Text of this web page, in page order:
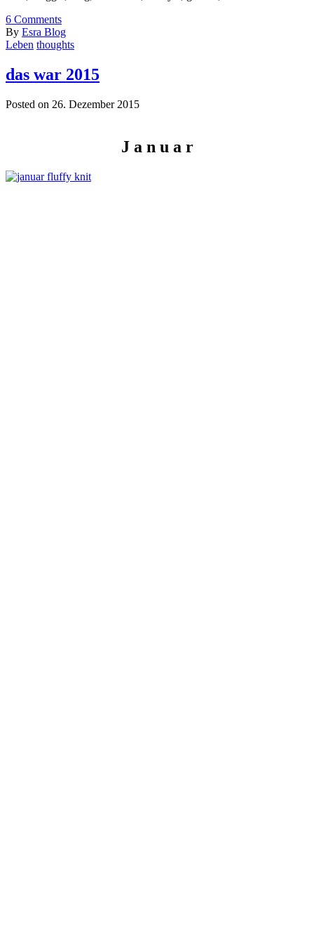
6 Comments
By Esra Blog
Leben thoughts
das war 2015
Posted on 26. Dezember 2015
J a n u a r